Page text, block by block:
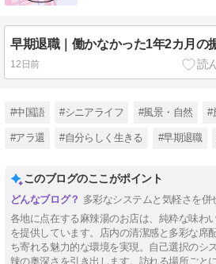
12日前
#中国語 #シニアライフ #風景・自然 #
#アラ還 #自分らしく生きる #早期退職
このブログのここがポイント
多彩なシステムと気軽さを併
各地に点在する麻辣湯のお店は、純粋な味わ
を提供しています。店内の清潔感と多彩な席
ち寄れる魅力的な環境を実現。自己選択のシ
辣の奥深さを引き出します。訪れる場所ごと